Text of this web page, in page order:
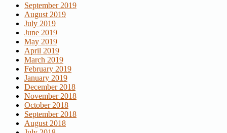
September 2019
August 2019
July 2019
June 2019
May 2019
April 2019
March 2019
February 2019
January 2019
December 2018
November 2018
October 2018
September 2018
August 2018